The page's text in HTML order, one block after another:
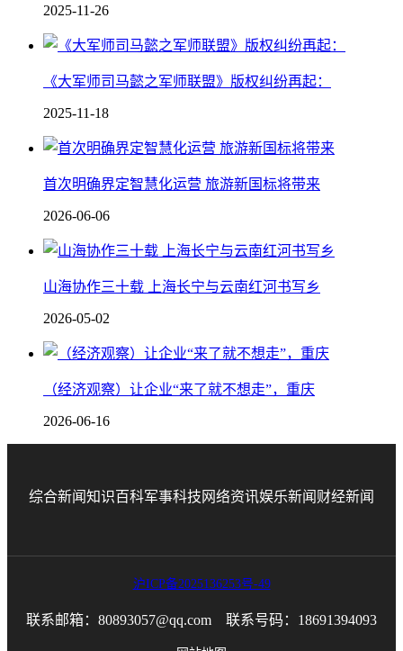
2025-11-26
《大军师司马懿之军师联盟》版权纠纷再起：
2025-11-18
首次明确界定智慧化运营 旅游新国标将带来
2026-06-06
山海协作三十载 上海长宁与云南红河书写乡
2026-05-02
（经济观察）让企业“来了就不想走”，重庆
2026-06-16
综合新闻知识百科军事科技 网络资讯娱乐新闻 财经新闻
沪ICP备2025136253号-49
联系邮箱：80893057@qq.com 联系号码：18691394093